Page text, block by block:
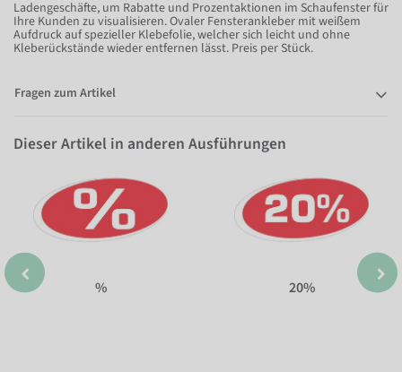
Ladengeschäfte, um Rabatte und Prozentaktionen im Schaufenster für
Ihre Kunden zu visualisieren. Ovaler Fensterankleber mit weißem
Aufdruck auf spezieller Klebefolie, welcher sich leicht und ohne
Kleberückstände wieder entfernen lässt. Preis per Stück.
Fragen zum Artikel
Dieser Artikel in anderen Ausführungen
% 20%